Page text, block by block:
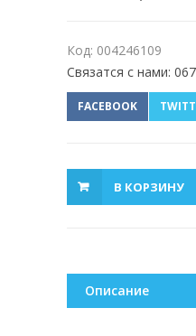
Код: 004246109
Связатся с нами:
FACEBOOK
В КОРЗИНУ
Описание